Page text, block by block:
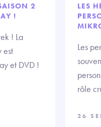
2
!
! La
est
et DVD !
LES
Les
rôle
26